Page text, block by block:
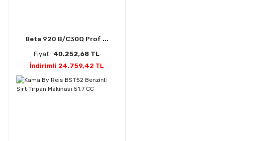
Beta 920 B/C30Q Prof ...
Fiyat : 40.252,68 TL
İndirimli 24.759,42 TL